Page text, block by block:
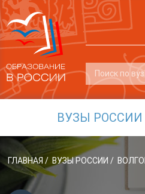
ВУЗЫ РОССИИ
ГЛАВНАЯ / ВУЗЫ РОССИИ /